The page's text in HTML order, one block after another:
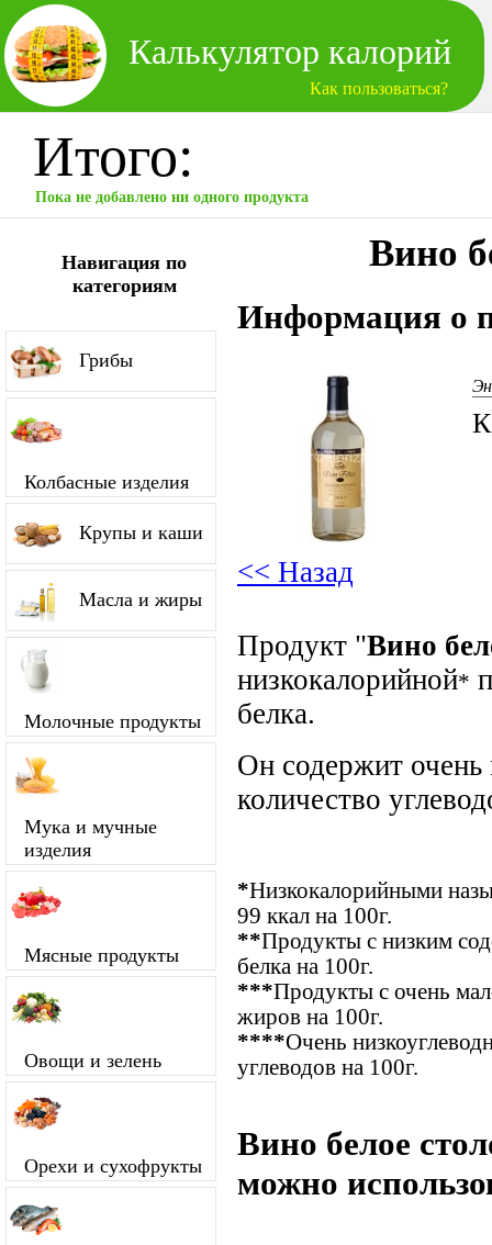
Калькулятор калорий
Как пользоваться?
Итого:
Пока не добавлено ни одного продукта
Навигация по
категориям
Грибы
Колбасные изделия
Крупы и каши
Масла и жиры
Молочные продукты
Мука и мучные
изделия
Мясные продукты
Овощи и зелень
Орехи и сухофрукты
Вино
Информация о
<< Назад
Продукт "Вино
низкокалорийной*
белка.
Он содержит очень
количество
*Низкокалорийными
99 ккал на 100г.
**Продукты с низким
белка на 100г.
***Продукты с очень
жиров на 100г.
****Очень
углеводов на 100г.
Вино белое
можно